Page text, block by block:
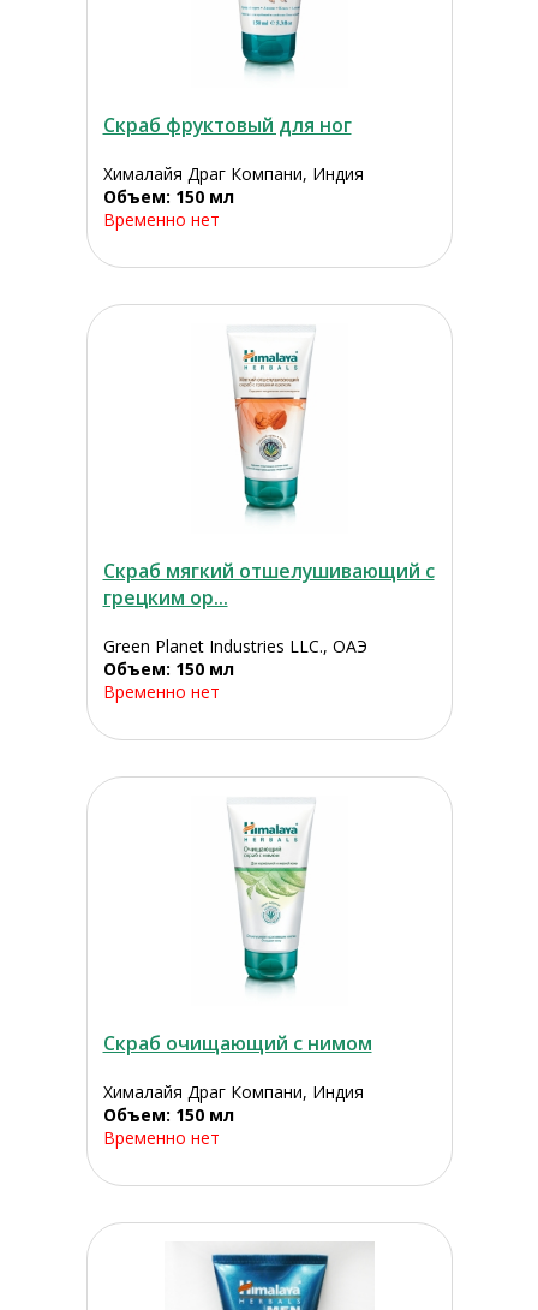
Скраб фруктовый для ног
Хималайя Драг Компани, Индия
Объем: 150 мл
Временно нет
Скраб мягкий отшелушивающий с
грецким ор...
Green Planet Industries LLC., ОАЭ
Объем: 150 мл
Временно нет
Скраб очищающий с нимом
Хималайя Драг Компани, Индия
Объем: 150 мл
Временно нет